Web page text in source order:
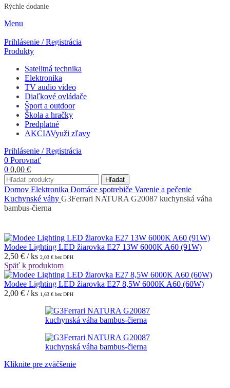
Rýchle dodanie
Menu
Prihlásenie / Registrácia
Produkty
Satelitná technika
Elektronika
TV audio video
Diaľkové ovládače
Šport a outdoor
Škola a hračky
Predplatné
AKCIAVyuži zľavy
Prihlásenie / Registrácia
0 Porovnať
0 0,00 €
Hľadať
Domov Elektronika Domáce spotrebiče Varenie a pečenie
Kuchynské váhy G3Ferrari NATURA G20087 kuchynská váha
bambus-čierna
Modee Lighting LED žiarovka E27 13W 6000K A60 (91W)
2,50 € / ks 2,03 € bez DPH
Späť k produktom
Modee Lighting LED žiarovka E27 8,5W 6000K A60 (60W)
2,00 € / ks 1,63 € bez DPH
Kliknite pre zväčšenie